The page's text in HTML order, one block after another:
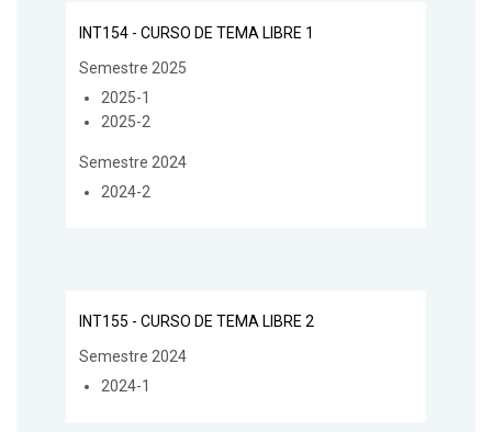
INT154 - CURSO DE TEMA LIBRE 1
Semestre 2025
2025-1
2025-2
Semestre 2024
2024-2
INT155 - CURSO DE TEMA LIBRE 2
Semestre 2024
2024-1